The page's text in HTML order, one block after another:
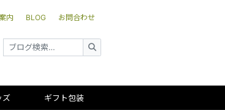
内 BLOG お問合わせ
ズ ギフト包装